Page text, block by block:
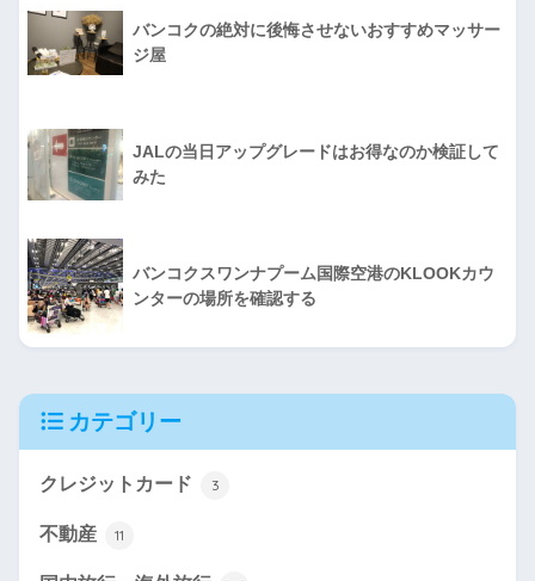
バンコクの絶対に後悔させないおすすめマッサー
ジ屋
JALの当日アップグレードはお得なのか検証して
みた
バンコクスワンナプーム国際空港のKLOOKカウ
ンターの場所を確認する
カテゴリー
クレジットカード 3
不動産 11